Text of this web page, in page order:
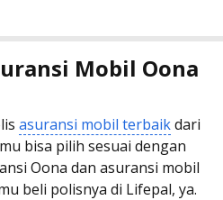
Mobil Oona
asuransi mobil terbaikdari
bisa pilih sesuai dengan
Oona dan asuransi mobil
beli polisnya di Lifepal, ya.